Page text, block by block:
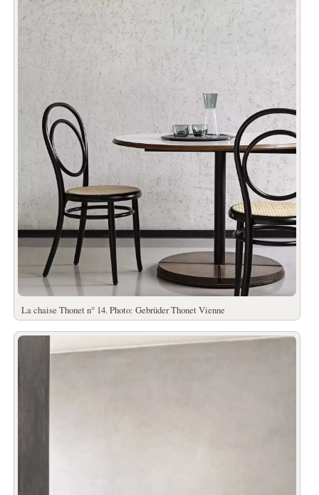
La chaise Thonet n° 14. Photo: Gebrüder Thonet Vienne